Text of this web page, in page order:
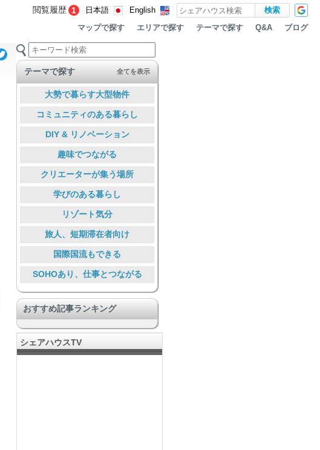
閲覧履歴 1 日本語 English
マップで探す エリアで探す テーマで探す Q&A ブログ
テーマで探す 全てを表示
大勢で暮らす大型物件
コミュニティのある暮らし
DIY & リノベーション
趣味でつながる
クリエーターが集う場所
学びのある暮らし
リゾート気分
旅人、短期滞在者向け
国際国流もできる
SOHOあり、仕事とつながる
その他ユニーク物件
プライバシー充実
暮らしを通して助け合う
音楽好きに嬉しい
おすすめ記事ランキング
シェアハウスTV